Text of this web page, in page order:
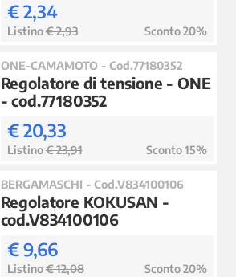
€ 2,34
Listino€ 2,93 Sconto 20%
ONE-CAMAMOTO - Cod.77180352
Regolatore di tensione - ONE
- cod.77180352
€ 20,33
Listino€ 23,91 Sconto 15%
BERGAMASCHI - Cod.V834100106
Regolatore KOKUSAN -
cod.V834100106
€ 9,66
Listino€ 12,08 Sconto 20%